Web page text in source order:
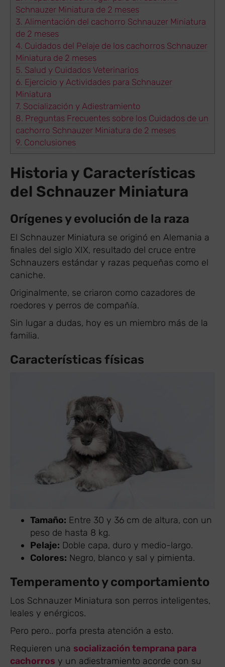
Schnauzer Miniatura de 2 meses
3. Alimentación del cachorro Schnauzer Miniatura
de 2 meses
4. Cuidados del Pelaje de los cachorros Schnauzer
Miniatura de 2 meses
5. Salud y Cuidados Veterinarios
6. Ejercicio y Actividades para Schnauzer
Miniatura
7. Socialización y Adiestramiento
8. Preguntas Frecuentes sobre los Cuidados de un
cachorro Schnauzer Miniatura de 2 meses
9. Conclusiones
Historia y Características
del Schnauzer Miniatura
Orígenes y evolución de la raza
El Schnauzer Miniatura se originó en Alemania a
finales del siglo XIX, resultado del cruce entre
Schnauzers estándar y razas pequeñas como el
caniche.
Originalmente, se criaron como cazadores de
roedores y perros de compañía.
Sin lugar a dudas, hoy es un miembro más de la
familia.
Características físicas
Tamaño: Entre 30 y 36 cm de altura, con un
peso de hasta 8 kg.
Pelaje: Doble capa, duro y medio-largo.
Colores: Negro, blanco y sal y pimienta.
Temperamento y comportamiento
Los Schnauzer Miniatura son perros inteligentes,
leales y enérgicos.
Pero pero.. porfa presta atención a esto.
Requieren una socialización temprana para
cachorros y un adiestramiento acorde con su